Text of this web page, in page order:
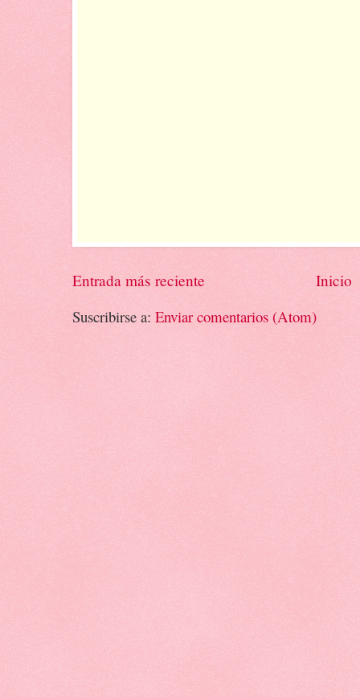
Entrada más reciente
Inicio
Suscribirse a: Enviar comentarios (Atom)